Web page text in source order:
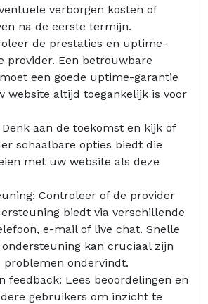
verborgen kosten of
na de eerste termijn.
de prestaties en uptime-
provider. Een betrouwbare
een goede uptime-garantie
website altijd toegankelijk is voor
aan de toekomst en kijk of
schaalbare opties biedt die
met uw website als deze
Controleer of de provider
biedt via verschillende
e-mail of live chat. Snelle
kan cruciaal zijn
ondervindt.
feedback: Lees beoordelingen en
gebruikers om inzicht te